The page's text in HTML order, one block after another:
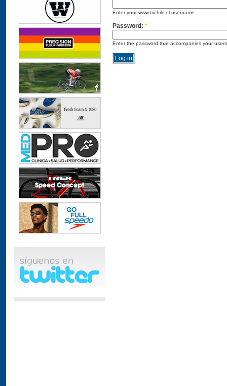
Enter your www.trichile.cl username.
Password: *
Enter the password that accompanies your